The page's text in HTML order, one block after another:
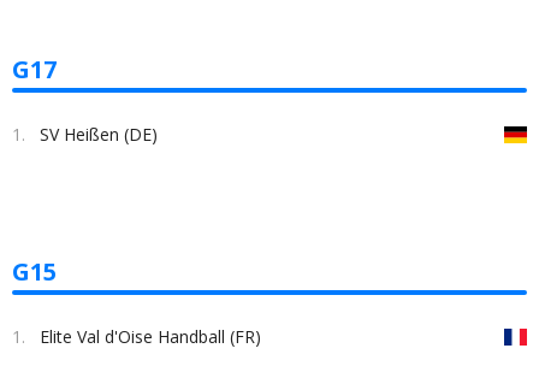
G17
1. SV Heißen (DE)
G15
1. Elite Val d'Oise Handball (FR)